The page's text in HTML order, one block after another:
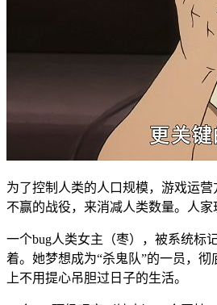
为了控制人类的人口规模，游戏运
不赢的战役，来消减人类数量。人家
一个bug人类女主（枣），被系统标
着。她梦想成为“杀鬼队”的一员，
上不用提心吊胆过日子的生活。